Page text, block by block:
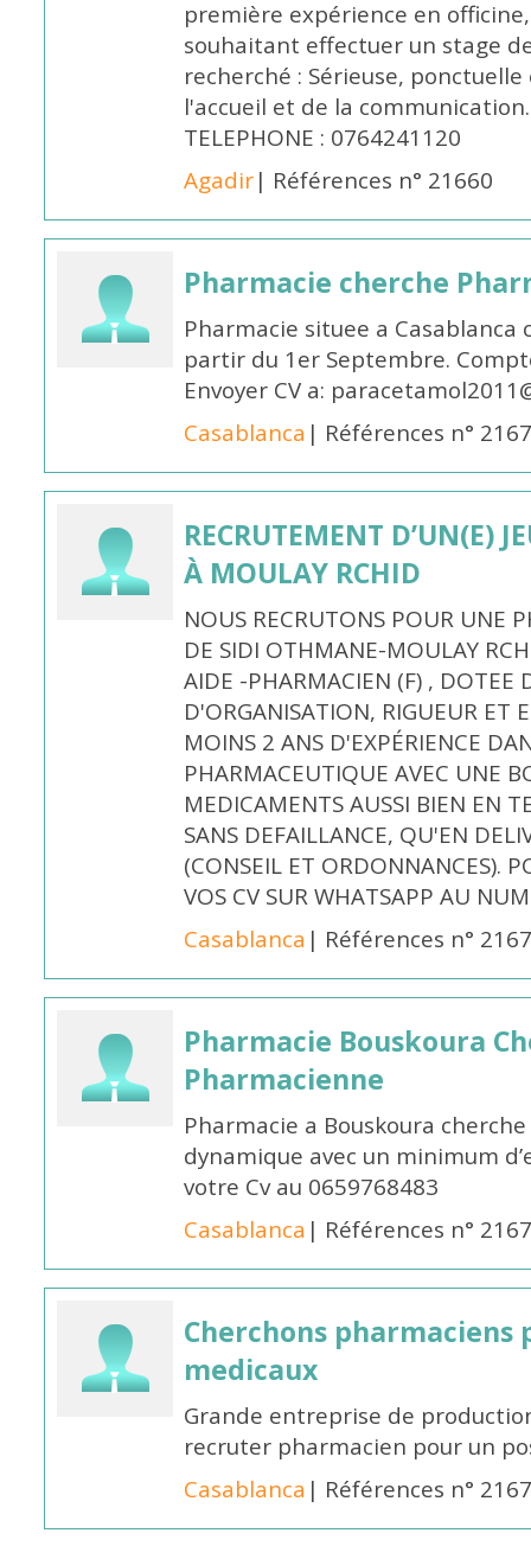
première expérience en
souhaitant effectuer un stage
recherché : Sérieuse,
l'accueil et de la
TELEPHONE : 0764241120
Agadir| Références n° 21660
Pharmacie cherche
Pharmacie situee a
partir du 1er Septembre.
Envoyer CV a:
Casablanca | Références n°
RECRUTEMENT D’UN(E)
À MOULAY RCHID
NOUS RECRUTONS POUR UNE
DE SIDI OTHMANE-MOULAY
AIDE -PHARMACIEN (F) , DOTEE
D'ORGANISATION, RIGUEUR ET
MOINS 2 ANS D'EXPÉRIENCE
PHARMACEUTIQUE AVEC UNE
MEDICAMENTS AUSSI BIEN EN
SANS DEFAILLANCE, QU'EN
(CONSEIL ET ORDONNANCES).
VOS CV SUR WHATSAPP AU
Casablanca | Références n°
Pharmacie Bouskoura
Pharmacienne
Pharmacie a Bouskoura
dynamique avec un minimum
votre Cv au 0659768483
Casablanca | Références n°
Cherchons
medicaux
Grande entreprise de
recruter pharmacien pour un
Casablanca | Références n°